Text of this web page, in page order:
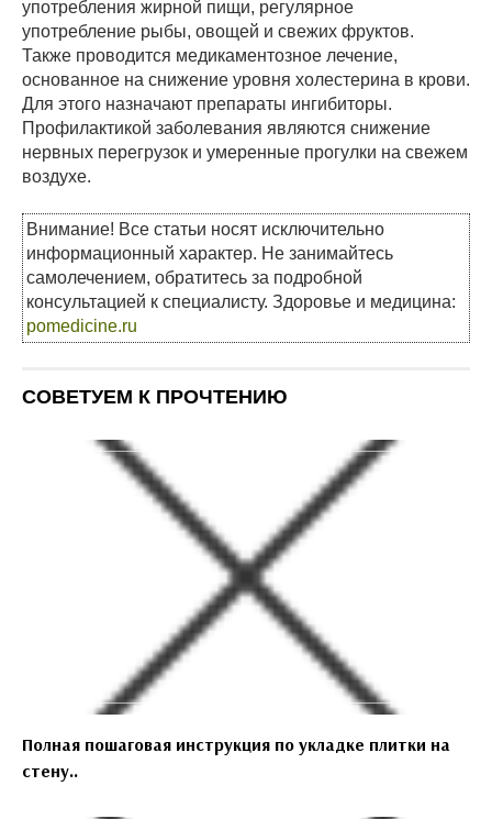
употребления жирной пищи, регулярное
употребление рыбы, овощей и свежих фруктов.
Также проводится медикаментозное лечение,
основанное на снижение уровня холестерина в крови.
Для этого назначают препараты ингибиторы.
Профилактикой заболевания являются снижение
нервных перегрузок и умеренные прогулки на свежем
воздухе.
Внимание! Все статьи носят исключительно
информационный характер. Не занимайтесь
самолечением, обратитесь за подробной
консультацией к специалисту. Здоровье и медицина:
pomedicine.ru
СОВЕТУЕМ К ПРОЧТЕНИЮ
Полная пошаговая инструкция по укладке плитки на
стену..